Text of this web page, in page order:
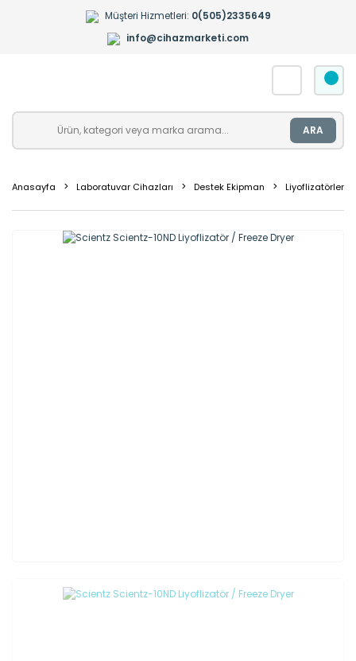
Müşteri Hizmetleri: 0(505)2335649
info@cihazmarketi.com
ARA
Anasayfa Laboratuvar Cihazları Destek Ekipman Liyoflizatörler